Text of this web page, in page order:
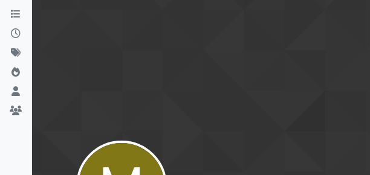
Skip to content